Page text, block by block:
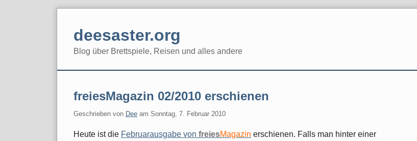
deesaster.org
Blog über Brettspiele, Reisen und alles andere
freiesMagazin 02/2010 erschienen
Geschrieben von Dee am Sonntag, 7. Februar 2010
Heute ist die Februarausgabe von freiesMagazin erschienen. Falls man hinter einer